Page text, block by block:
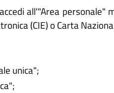
all'"Area personale"
(CIE) o Carta
unica";